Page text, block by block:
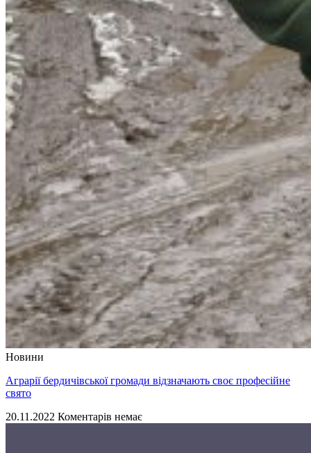
Новини
Аграрії бердичівської громади відзначають своє професійне
свято
20.11.2022 Коментарів немає